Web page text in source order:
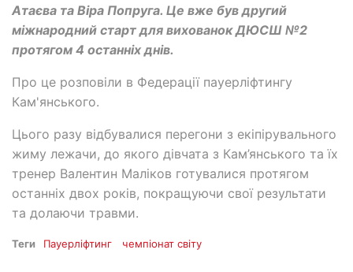
Атаєва та Віра Попруга. Це вже був другий
міжнародний старт для вихованок ДЮСШ №2
протягом 4 останніх днів.
Про це розповіли в Федерації пауерліфтингу
Кам'янського.
Цього разу відбувалися перегони з екіпірувального
жиму лежачи, до якого дівчата з Кам’янського та їх
тренер Валентин Маліков готувалися протягом
останніх двох років, покращуючи свої результати
та долаючи травми.
Теги Пауерліфтинг чемпіонат світу